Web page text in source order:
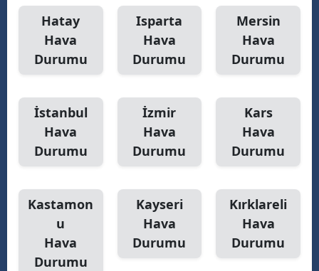
Hatay
Hava
Durumu
Isparta
Hava
Durumu
Mersin
Hava
Durumu
İstanbul
Hava
Durumu
İzmir
Hava
Durumu
Kars
Hava
Durumu
Kastamon
u
Hava
Durumu
Kayseri
Hava
Durumu
Kırklareli
Hava
Durumu